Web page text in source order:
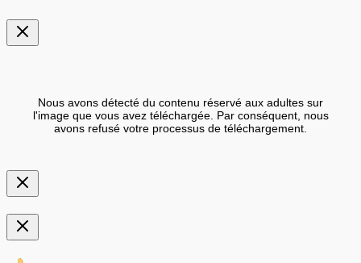
Nous avons détecté du contenu réservé aux adultes sur
l'image que vous avez téléchargée. Par conséquent, nous
avons refusé votre processus de téléchargement.